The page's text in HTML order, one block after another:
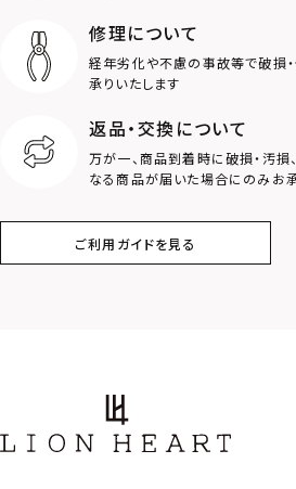
ロゴ
クラウン
スター
フラワー
修理について
経年劣化や不慮の事故等で破損
承りいたします
返品・交換について
万が一、商品到着時に破損・汚損
なる商品が届いた場合にのみお
ご利用ガイドを見る